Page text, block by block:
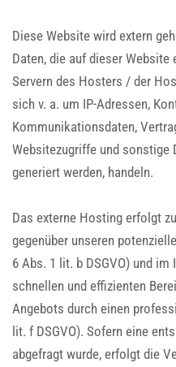
Diese Website wird extern
Daten, die auf dieser Website
Servern des Hosters / der
sich v. a. um IP-Adressen,
Kommunikationsdaten,
Websitezugriffe und sonstige
generiert werden, handeln.
Das externe Hosting erfolgt
gegenüber unseren
6 Abs. 1 lit. b DSGVO) und
schnellen und effizienten
Angebots durch einen
lit. f DSGVO). Sofern eine
abgefragt wurde, erfolgt die